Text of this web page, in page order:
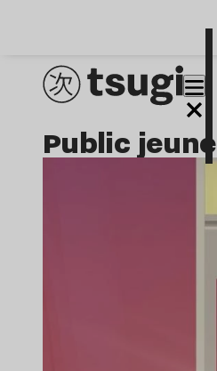
public jeune